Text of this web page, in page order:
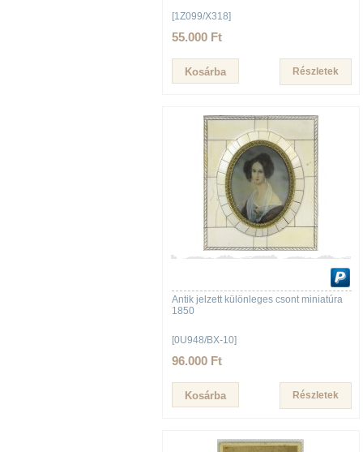
[1Z099/X318]
55.000 Ft
Részletek
Antik jelzett különleges csont miniatúra
1850
[0U948/BX-10]
96.000 Ft
Részletek